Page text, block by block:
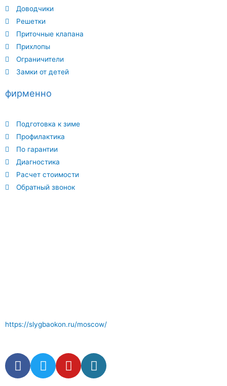
https://slygbaokon.ru/moscow/
фирменно
Подготовка к зиме
Профилактика
По гарантии
Диагностика
Расчет стоимости
Обратный звонок
Доводчики
Решетки
Приточные клапана
Прихлопы
Ограничители
Замки от детей